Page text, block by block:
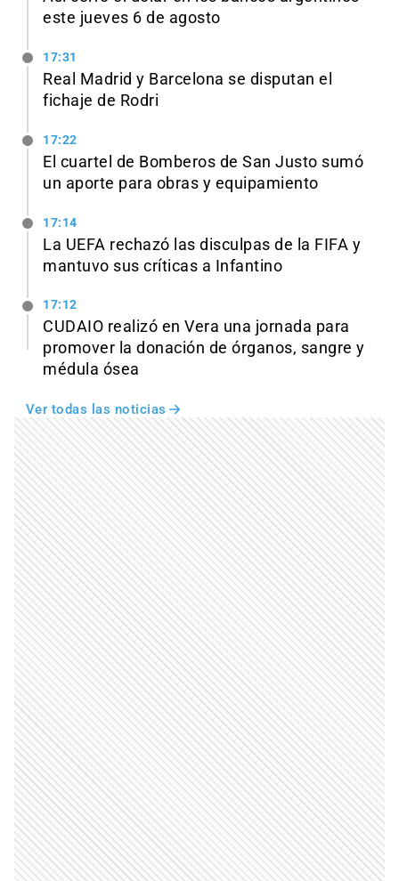
este jueves 6 de agosto
17:31
Real Madrid y Barcelona se disputan el
fichaje de Rodri
17:22
El cuartel de Bomberos de San Justo sumó
un aporte para obras y equipamiento
17:14
La UEFA rechazó las disculpas de la FIFA y
mantuvo sus críticas a Infantino
17:12
CUDAIO realizó en Vera una jornada para
promover la donación de órganos, sangre y
médula ósea
Ver todas las noticias